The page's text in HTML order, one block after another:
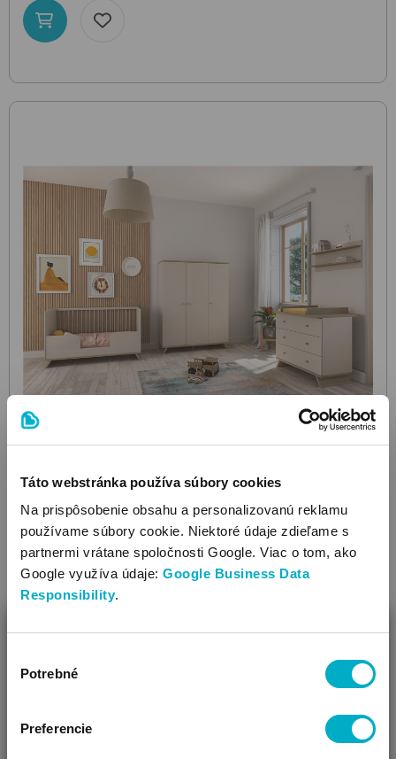
Táto webstránka používa súbory cookies
Na prispôsobenie obsahu a personalizovanú reklamu
používame súbory cookie. Niektoré údaje zdieľame s
partnermi vrátane spoločnosti Google. Viac o tom, ako
Google využíva údaje: Google Business Data
Responsibility.
súhlasu
Potrebné
Preferencie
BRENDON
Infini Cashmere 3 dielna skriňa
384.75 €